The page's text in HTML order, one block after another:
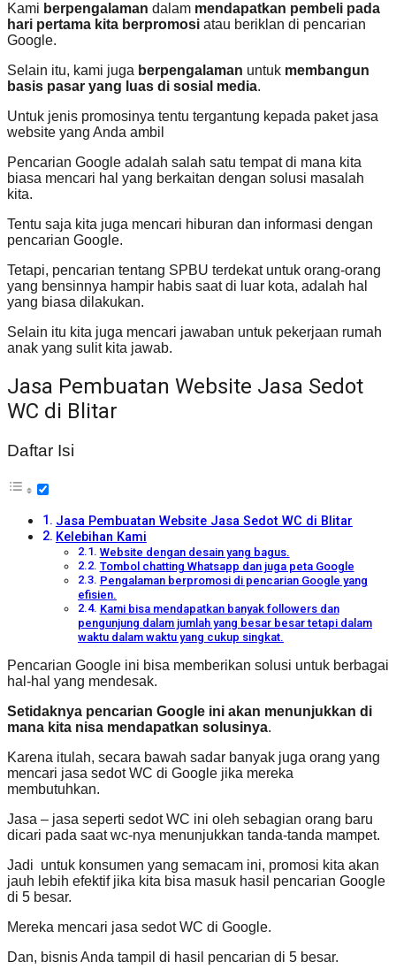
Kami berpengalaman dalam mendapatkan pembeli pada
hari pertama kita berpromosi atau beriklan di pencarian
Google.
Selain itu, kami juga berpengalaman untuk membangun
basis pasar yang luas di sosial media.
Untuk jenis promosinya tentu tergantung kepada paket jasa
website yang Anda ambil
Pencarian Google adalah salah satu tempat di mana kita
biasa mencari hal yang berkaitan dengan solusi masalah
kita.
Tentu saja kita juga mencari hiburan dan informasi dengan
pencarian Google.
Tetapi, pencarian tentang SPBU terdekat untuk orang-orang
yang bensinnya hampir habis saat di luar kota, adalah hal
yang biasa dilakukan.
Selain itu kita juga mencari jawaban untuk pekerjaan rumah
anak yang sulit kita jawab.
Jasa Pembuatan Website Jasa Sedot
WC di Blitar
Daftar Isi
Jasa Pembuatan Website Jasa Sedot WC di Blitar
Kelebihan Kami
Website dengan desain yang bagus.
Tombol chatting Whatsapp dan juga peta Google
Pengalaman berpromosi di pencarian Google yang
efisien.
Kami bisa mendapatkan banyak followers dan
pengunjung dalam jumlah yang besar besar tetapi dalam
waktu dalam waktu yang cukup singkat.
Pencarian Google ini bisa memberikan solusi untuk berbagai
hal-hal yang mendesak.
Setidaknya pencarian Google ini akan menunjukkan di
mana kita nisa mendapatkan solusinya.
Karena itulah, secara bawah sadar banyak juga orang yang
mencari jasa sedot WC di Google jika mereka
membutuhkan.
Jasa – jasa seperti sedot WC ini oleh sebagian orang baru
dicari pada saat wc-nya menunjukkan tanda-tanda mampet.
Jadi untuk konsumen yang semacam ini, promosi kita akan
jauh lebih efektif jika kita bisa masuk hasil pencarian Google
di 5 besar.
Mereka mencari jasa sedot WC di Google.
Dan, bisnis Anda tampil di hasil pencarian di 5 besar.